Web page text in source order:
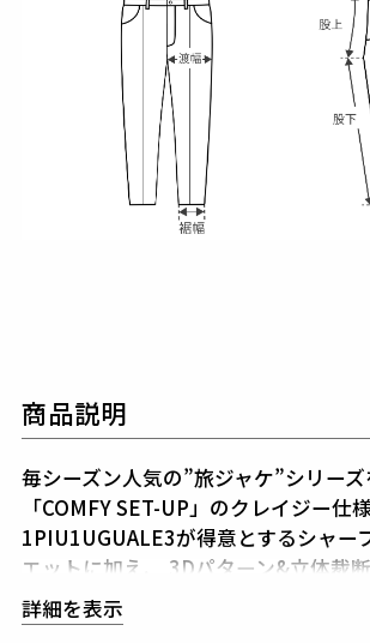
商品説明
毎シーズン人気の”旅ジャケ”シリー
「COMFY SET-UP」のクレイジー仕様
1PIU1UGUALE3が得意とするシャー
エットに加え、 3Dパターン&立体裁
ながらストレスのない着心地をキープ
また、1piu1uguale3オリジナルの折鶴
詳細を表示